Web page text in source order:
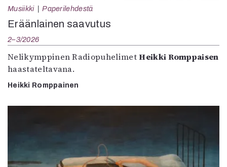
Musiikki Paperilehdestä
Eräänlainen saavutus
2–3/2026
Nelikymppinen RadiopuhelimetHeikki Romppaisen
haastateltavana.
Heikki Romppainen